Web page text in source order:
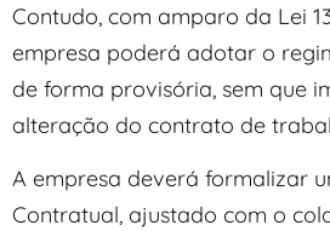
Contudo, com amparo da Lei
empresa poderá adotar o
de forma provisória, sem que
alteração do contrato de
A empresa deverá formalizar
Contratual, ajustado com o